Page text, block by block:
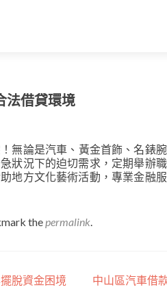
法借貸環境
無論是汽車、黃金首飾、名錶
狀況下的迫切需求，定期舉辦
地方文化藝術活動，專業金融
thepermalink.
脫資金困境
中山區汽車借